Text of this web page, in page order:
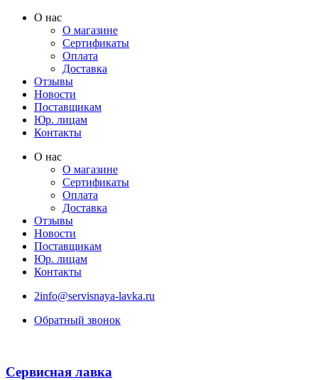
Перейти
содержимому
О нас
О магазине
Сертификаты
Оплата
Доставка
Отзывы
Новости
Поставщикам
Юр. лицам
Контакты
О нас
О магазине
Сертификаты
Оплата
Доставка
Отзывы
Новости
Поставщикам
Юр. лицам
Контакты
2info@servisnaya-lavka.ru
Обратный звонок
Сервисная лавка